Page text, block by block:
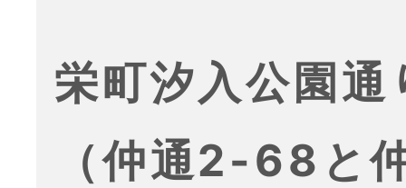
栄町汐入公園通
（仲通2-68と